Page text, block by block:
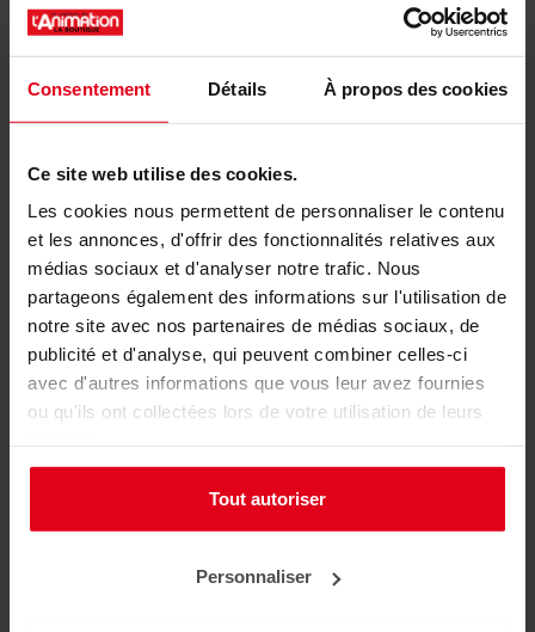
Consentement Détails À propos des cookies
Ce site web utilise des cookies.
Les cookies nous permettent de personnaliser le contenu
et les annonces, d'offrir des fonctionnalités relatives aux
médias sociaux et d'analyser notre trafic. Nous
partageons également des informations sur l'utilisation de
notre site avec nos partenaires de médias sociaux, de
publicité et d'analyse, qui peuvent combiner celles-ci
avec d'autres informations que vous leur avez fournies
ou qu'ils ont collectées lors de votre utilisation de leurs
Tout autoriser
Personnaliser
Nous vous proposons également
Le Journal de
l'Animation - Formule
Institution
59,90 €
82,00 €
Le Journal de
l'Animation - Formule
Individuelle
49,90 €
82,00 €
📩 La newsletter de l'animation